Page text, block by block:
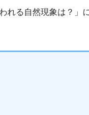
れる自然現象は？」